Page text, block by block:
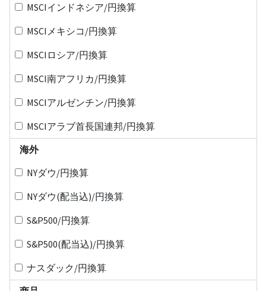
MSCIインドネシア/円換算
MSCIメキシコ/円換算
MSCIロシア/円換算
MSCI南アフリカ/円換算
MSCIアルゼンチン/円換算
MSCIアラブ首長国連邦/円換算
海外
NYダウ/円換算
NYダウ(配当込)/円換算
S&P500/円換算
S&P500(配当込)/円換算
ナスダック/円換算